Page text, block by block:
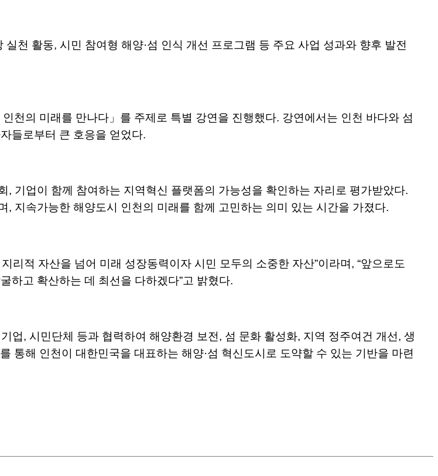
천 활동, 시민 참여형 해양·섬 인식 개선 프로그램 등 주요 사업 성과와 향후 발전
천의 미래를 만나다」를 주제로 특별 강연을 진행했다. 강연에서는 인천 바다와 섬
들로부터 큰 호응을 얻었다.
기업이 함께 참여하는 지역혁신 플랫폼의 가능성을 확인하는 자리로 평가받았다.
지속가능한 해양도시 인천의 미래를 함께 고민하는 의미 있는 시간을 가졌다.
리적 자산을 넘어 미래 성장동력이자 시민 모두의 소중한 자산”이라며, “앞으로도
하고 확산하는 데 최선을 다하겠다”고 밝혔다.
업, 시민단체 등과 협력하여 해양환경 보전, 섬 문화 활성화, 지역 정주여건 개선, 생
통해 인천이 대한민국을 대표하는 해양·섬 혁신도시로 도약할 수 있는 기반을 마련